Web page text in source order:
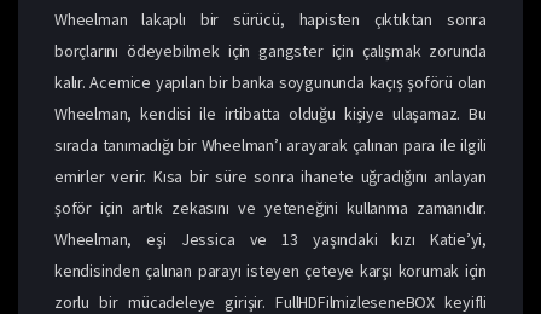
Wheelman lakaplı bir sürücü, hapisten çıktıktan sonra
borçlarını ödeyebilmek için gangster için çalışmak zorunda
kalır. Acemice yapılan bir banka soygununda kaçış şoförü olan
Wheelman, kendisi ile irtibatta olduğu kişiye ulaşamaz. Bu
sırada tanımadığı bir Wheelman’ı arayarak çalınan para ile ilgili
emirler verir. Kısa bir süre sonra ihanete uğradığını anlayan
şoför için artık zekasını ve yeteneğini kullanma zamanıdır.
Wheelman, eşi Jessica ve 13 yaşındaki kızı Katie’yi,
kendisinden çalınan parayı isteyen çeteye karşı korumak için
zorlu bir mücadeleye girişir. FullHDFilmizleseneBOX keyifli